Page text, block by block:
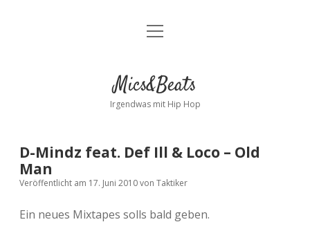
Kontakt
facebookinstagram
bandcamp
spotify
Menü
Mics&Beats
Irgendwas mit Hip Hop
D-Mindz feat. Def Ill & Loco – Old
Man
Veröffentlicht am 17. Juni 2010von Taktiker
Ein neues Mixtapes solls bald geben.